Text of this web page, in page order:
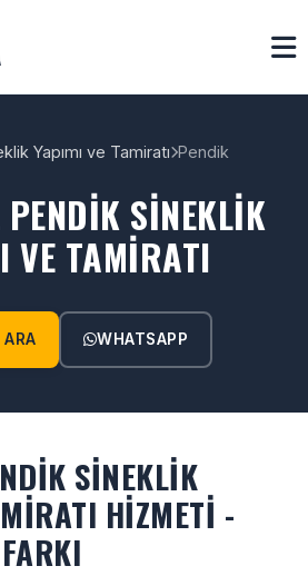
Yapımı ve Tamiratı Pendik
SINEKLIK
VE TAMIRATI
ARA WHATSAPP
SINEKLIK
HIZMETI -